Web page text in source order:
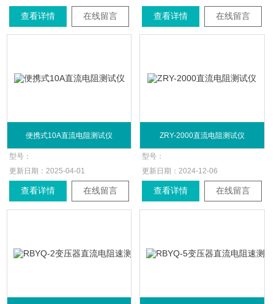
查看详情 在线留言 查看详情 在线留言
便携式10A直流电阻测试仪
型号：
更新日期：2025-04-01
查看详情 在线留言
ZRY-2000直流电阻测试仪
型号：
更新日期：2024-12-06
查看详情 在线留言